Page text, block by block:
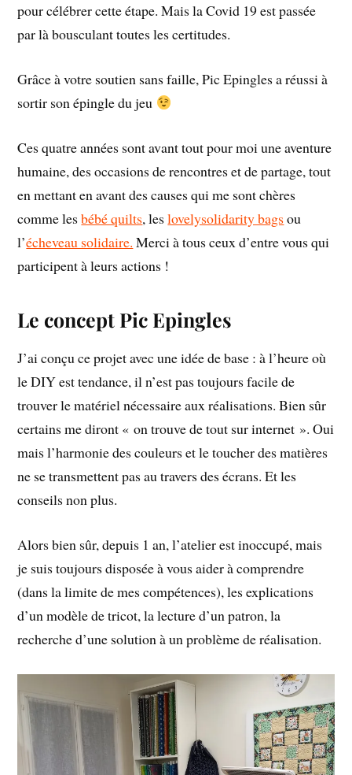
pour célébrer cette étape. Mais la Covid 19 est passée
par là bousculant toutes les certitudes.
Grâce à votre soutien sans faille, Pic Epingles a réussi à
sortir son épingle du jeu
Ces quatre années sont avant tout pour moi une aventure
humaine, des occasions de rencontres et de partage, tout
en mettant en avant des causes qui me sont chères
comme lesbébé quilts, leslovelysolidarity bagsou
l’écheveau solidaire. Merci à tous ceux d’entre vous qui
participent à leurs actions !
Le concept Pic Epingles
J’ai conçu ce projet avec une idée de base : à l’heure où
le DIY est tendance, il n’est pas toujours facile de
trouver le matériel nécessaire aux réalisations. Bien sûr
certains me diront « on trouve de tout sur internet ». Oui
mais l’harmonie des couleurs et le toucher des matières
ne se transmettent pas au travers des écrans. Et les
conseils non plus.
Alors bien sûr, depuis 1 an, l’atelier est inoccupé, mais
je suis toujours disposée à vous aider à comprendre
(dans la limite de mes compétences), les explications
d’un modèle de tricot, la lecture d’un patron, la
recherche d’une solution à un problème de réalisation.